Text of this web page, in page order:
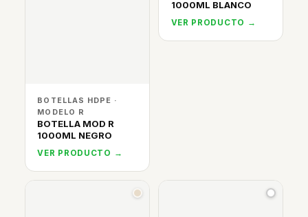
BOTELLAS HDPE ·
MODELO R
BOTELLA MOD R
1000ML NEGRO
VER PRODUCTO →
1000ML BLANCO
VER PRODUCTO →